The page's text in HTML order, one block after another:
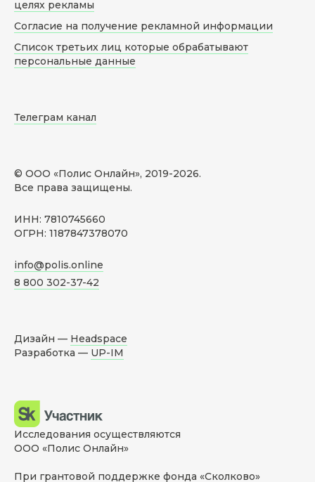
© ООО «Полис Онлайн», 2019-2026.
Все права защищены.
ИНН: 7810745660
ОГРН: 1187847378070
info@polis.online
8 800 302-37-42
целях рекламы
Согласие на получение рекламной информации
Список третьих лиц которые обрабатывают
персональные данные
Телеграм канал
Дизайн — Headspace
Разработка — UP-IM
Исследования осуществляются
ООО «Полис Онлайн»
При грантовой поддержке фонда «Сколково»